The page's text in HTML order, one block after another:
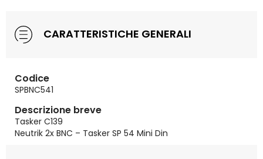
CARATTERISTICHE GENERALI
Codice
SPBNC541
Descrizione breve
Tasker C139
Neutrik 2x BNC – Tasker SP 54 Mini Din